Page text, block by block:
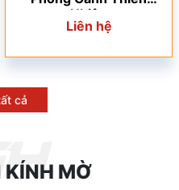
Nhiên
Liên hệ
cả
KÍNH MỜ